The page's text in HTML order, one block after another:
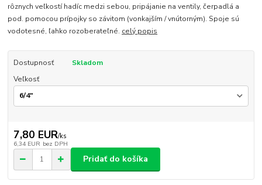
rôznych veľkostí hadíc medzi sebou, pripájanie na ventily, čerpadlá a
pod. pomocou prípojky so závitom (vonkajším / vnútorným). Spoje sú
vodotesné, ľahko rozoberateľné. celý popis
Dostupnosť
Skladom
Veľkosť
7,80 EUR/ks
6,34 EUR bez DPH
Pridať do košíka